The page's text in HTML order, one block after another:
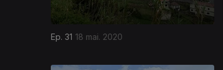
Ep. 31 18 mai. 2020